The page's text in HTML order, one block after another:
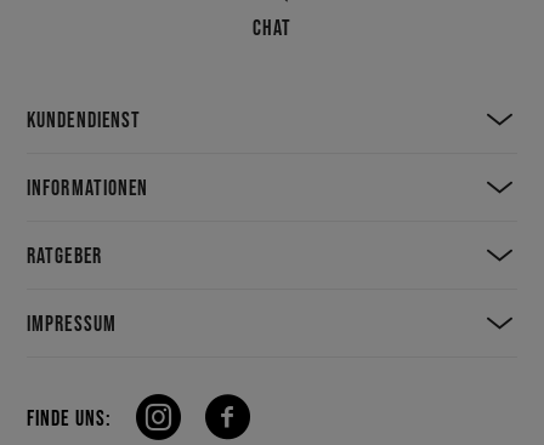
CHAT
KUNDENDIENST
INFORMATIONEN
RATGEBER
IMPRESSUM
FINDE UNS: